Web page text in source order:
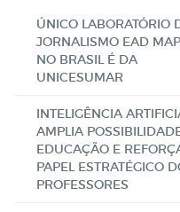
ÚNICO LABORATÓRIO
JORNALISMO EAD
NO BRASIL É DA
UNICESUMAR
INTELIGÊNCIA
AMPLIA
EDUCAÇÃO E
PAPEL ESTRATÉGICO
PROFESSORES